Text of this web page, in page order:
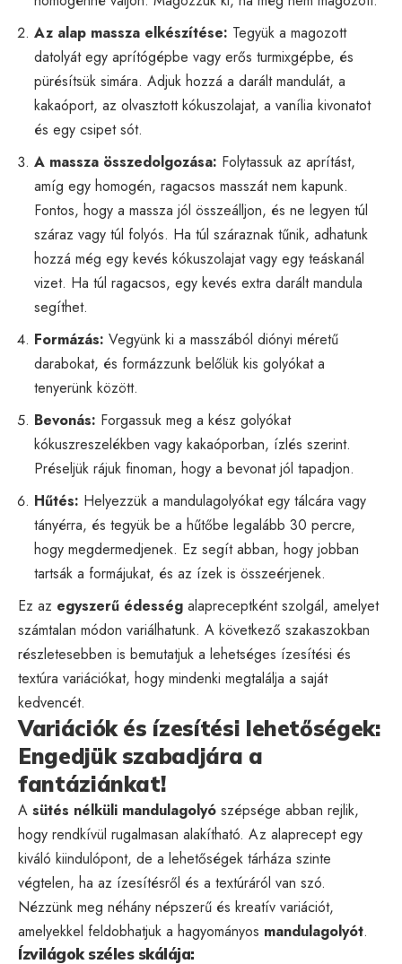
Az alap massza elkészítése: Tegyük a magozott
datolyát egy aprítógépbe vagy erős turmixgépbe, és
pürésítsük simára. Adjuk hozzá a darált mandulát, a
kakaóport, az olvasztott kókuszolajat, a vanília kivonatot
és egy csipet sót.
A massza összedolgozása: Folytassuk az aprítást,
amíg egy homogén, ragacsos masszát nem kapunk.
Fontos, hogy a massza jól összeálljon, és ne legyen túl
száraz vagy túl folyós. Ha túl száraznak tűnik, adhatunk
hozzá még egy kevés kókuszolajat vagy egy teáskanál
vizet. Ha túl ragacsos, egy kevés extra darált mandula
segíthet.
Formázás: Vegyünk ki a masszából diónyi méretű
darabokat, és formázzunk belőlük kis golyókat a
tenyerünk között.
Bevonás: Forgassuk meg a kész golyókat
kókuszreszelékben vagy kakaóporban, ízlés szerint.
Préseljük rájuk finoman, hogy a bevonat jól tapadjon.
Hűtés: Helyezzük a mandulagolyókat egy tálcára vagy
tányérra, és tegyük be a hűtőbe legalább 30 percre,
hogy megdermedjenek. Ez segít abban, hogy jobban
tartsák a formájukat, és az ízek is összeérjenek.
Ez az egyszerű édesség alapreceptként szolgál, amelyet
számtalan módon variálhatunk. A következő szakaszokban
részletesebben is bemutatjuk a lehetséges ízesítési és
textúra variációkat, hogy mindenki megtalálja a saját
kedvencét.
Variációk és ízesítési lehetőségek:
Engedjük szabadjára a
fantáziánkat!
A sütés nélküli mandulagolyó szépsége abban rejlik,
hogy rendkívül rugalmasan alakítható. Az alaprecept egy
kiváló kiindulópont, de a lehetőségek tárháza szinte
végtelen, ha az ízesítésről és a textúráról van szó.
Nézzünk meg néhány népszerű és kreatív variációt,
amelyekkel feldobhatjuk a hagyományos mandulagolyót.
Ízvilágok széles skálája: